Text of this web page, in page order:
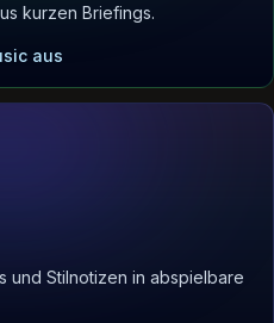
kurzen Briefings.
aus
und Stilnotizen in abspielbare